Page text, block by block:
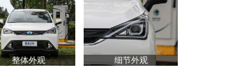
整体外观 细节外观